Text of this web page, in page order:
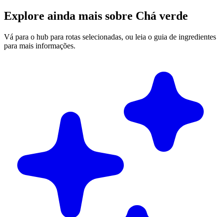
Explore ainda mais sobre Chá verde
Vá para o hub para rotas selecionadas, ou leia o guia de ingredientes
para mais informações.